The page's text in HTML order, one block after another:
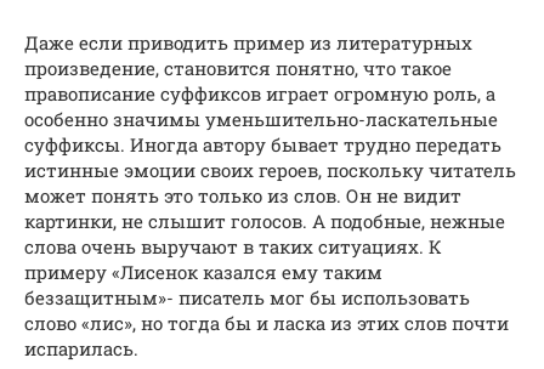
Даже если приводить пример из литературных
произведение, становится понятно, что такое
правописание суффиксов играет огромную роль, а
особенно значимы уменьшительно-ласкательные
суффиксы. Иногда автору бывает трудно передать
истинные эмоции своих героев, поскольку читатель
может понять это только из слов. Он не видит
картинки, не слышит голосов. А подобные, нежные
слова очень выручают в таких ситуациях. К
примеру «Лисенок казался ему таким
беззащитным»- писатель мог бы использовать
слово «лис», но тогда бы и ласка из этих слов почти
испарилась.